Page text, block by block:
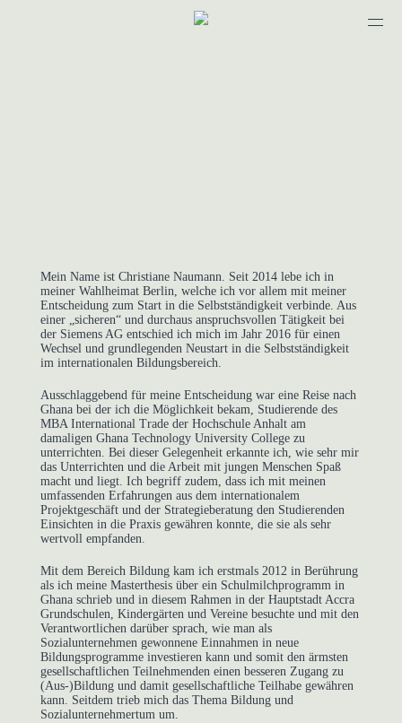
Mein Name ist Christiane Naumann. Seit 2014 lebe ich in
meiner Wahlheimat Berlin, welche ich vor allem mit meiner
Entscheidung zum Start in die Selbstständigkeit verbinde. Aus
einer „sicheren“ und durchaus anspruchsvollen Tätigkeit bei
der Siemens AG entschied ich mich im Jahr 2016 für einen
Wechsel und grundlegenden Neustart in die Selbstständigkeit
im internationalen Bildungsbereich.
Ausschlaggebend für meine Entscheidung war eine Reise nach
Ghana bei der ich die Möglichkeit bekam, Studierende des
MBA International Trade der Hochschule Anhalt am
damaligen Ghana Technology University College zu
unterrichten. Bei dieser Gelegenheit erkannte ich, wie sehr mir
das Unterrichten und die Arbeit mit jungen Menschen Spaß
macht und liegt. Ich begriff zudem, dass ich mit meinen
umfassenden Erfahrungen aus dem internationalem
Projektgeschäft und der Strategieberatung den Studierenden
Einsichten in die Praxis gewähren konnte, die sie als sehr
wertvoll empfanden.
Mit dem Bereich Bildung kam ich erstmals 2012 in Berührung
als ich meine Masterthesis über ein Schulmilchprogramm in
Ghana schrieb und in diesem Rahmen in der Hauptstadt Accra
Grundschulen, Kindergärten und Vereine besuchte und mit den
Verantwortlichen darüber sprach, wie man als
Sozialunternehmen gewonnene Einnahmen in neue
Bildungsprogramme investieren kann und somit den ärmsten
gesellschaftlichen Teilnehmenden einen besseren Zugang zu
(Aus-)Bildung und damit gesellschaftliche Teilhabe gewähren
kann. Seitdem trieb mich das Thema Bildung und
Sozialunternehmertum um.